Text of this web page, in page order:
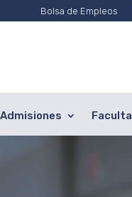
Bolsa de Empleos
Admisiones